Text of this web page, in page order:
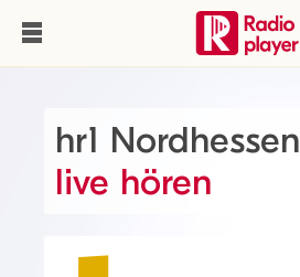
hr1 Nordhessen
live hören